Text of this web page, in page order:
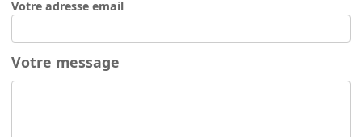
Votre adresse email
Votre message